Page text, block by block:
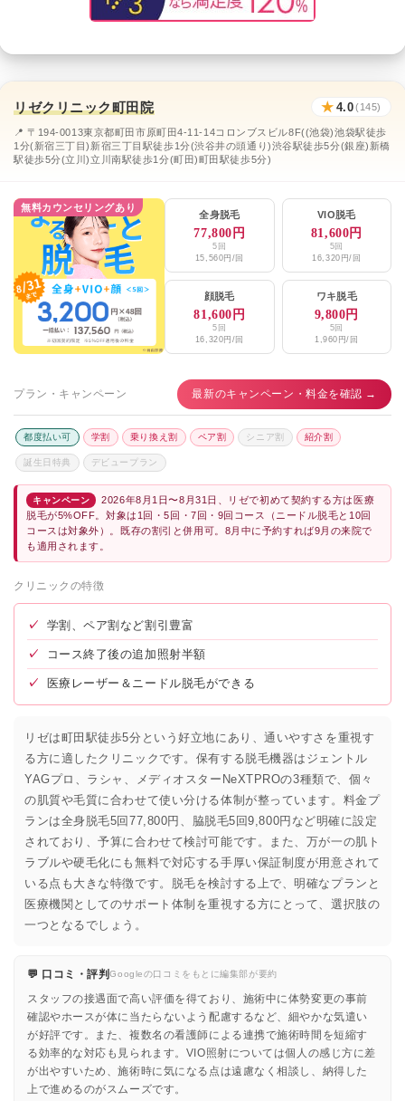
リゼクリニック町田院 ★ 4.0(145)
📍 〒194-0013東京都町田市原町田4-11-14コロンブスビル8F((池袋)池袋駅徒歩
1分(新宿三丁目)新宿三丁目駅徒歩1分(渋谷井の頭通り)渋谷駅徒歩5分(銀座)新橋
駅徒歩5分(立川)立川南駅徒歩1分(町田)町田駅徒歩5分)
無料カウンセリングあり
全身脱毛
77,800円
5回
15,560円/回
VIO脱毛
81,600円
5回
16,320円/回
顔脱毛
81,600円
5回
16,320円/回
ワキ脱毛
9,800円
5回
1,960円/回
プラン・キャンペーン 最新のキャンペーン・料金を確認 →
都度払い可 学割 乗り換え割 ペア割 シニア割 紹介割
誕生日特典 デビュープラン
キャンペーン
2026年8月1日〜8月31日、リゼで初めて契約する方は医療
脱毛が5%OFF。対象は1回・5回・7回・9回コース（ニードル脱毛と10回
コースは対象外）。既存の割引と併用可。8月中に予約すれば9月の来院で
も適用されます。
クリニックの特徴
✓ 学割、ペア割など割引豊富
✓ コース終了後の追加照射半額
✓ 医療レーザー＆ニードル脱毛ができる
リゼは町田駅徒歩5分という好立地にあり、通いやすさを重視す
る方に適したクリニックです。保有する脱毛機器はジェントル
YAGプロ、ラシャ、メディオスターNeXTPROの3種類で、個々
の肌質や毛質に合わせて使い分ける体制が整っています。料金プ
ランは全身脱毛5回77,800円、脇脱毛5回9,800円など明確に設定
されており、予算に合わせて検討可能です。また、万が一の肌ト
ラブルや硬毛化にも無料で対応する手厚い保証制度が用意されて
いる点も大きな特徴です。脱毛を検討する上で、明確なプランと
医療機関としてのサポート体制を重視する方にとって、選択肢の
一つとなるでしょう。
💬 口コミ・評判Googleの口コミをもとに編集部が要約
スタッフの接遇面で高い評価を得ており、施術中に体勢変更の事前
確認やホースが体に当たらないよう配慮するなど、細やかな気遣い
が好評です。また、複数名の看護師による連携で施術時間を短縮す
る効率的な対応も見られます。VIO照射については個人の感じ方に差
が出やすいため、施術時に気になる点は遠慮なく相談し、納得した
上で進めるのがスムーズです。